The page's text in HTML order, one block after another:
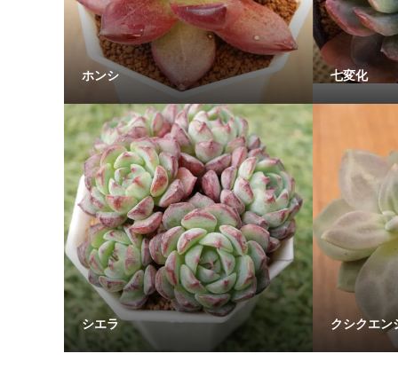
ホンシ 七変化
シエラ クシクエン